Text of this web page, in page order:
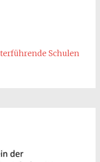
Schulen